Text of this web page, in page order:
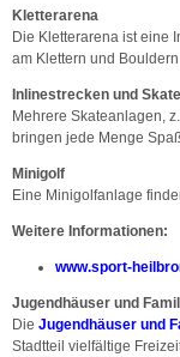
Kletterarena
Die Kletterarena ist eine
am Klettern und
Inlinestrecken und
Mehrere Skateanlagen,
bringen jede Menge
Minigolf
Eine Minigolfanlage
Weitere Informationen:
www.sport-
Jugendhäuser und
Die Jugendhäuser und
Stadtteil vielfältige